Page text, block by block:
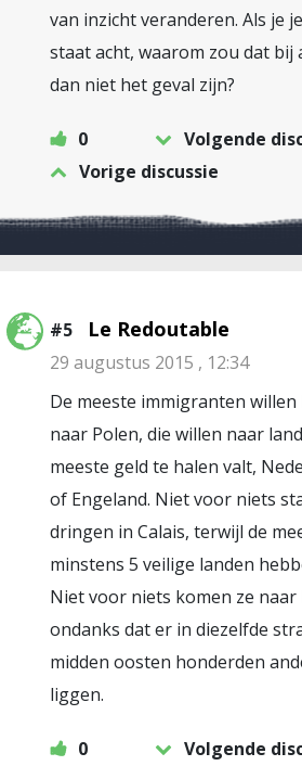
van inzicht veranderen. Als je
staat acht, waarom zou dat bij
dan niet het geval zijn?
0
Volgende
Vorige discussie
#5 Le Redoutable
29 augustus 2015 , 12:34
De meeste immigranten
naar Polen, die willen naar
meeste geld te halen valt,
of Engeland. Niet voor niets
dringen in Calais, terwijl de
minstens 5 veilige landen
Niet voor niets komen ze naar
ondanks dat er in diezelfde
midden oosten honderden
liggen.
0
Volgende